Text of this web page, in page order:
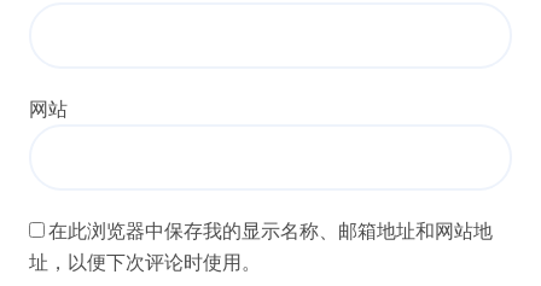
网站
在此浏览器中保存我的显示名称、邮箱地址和网站地
址，以便下次评论时使用。